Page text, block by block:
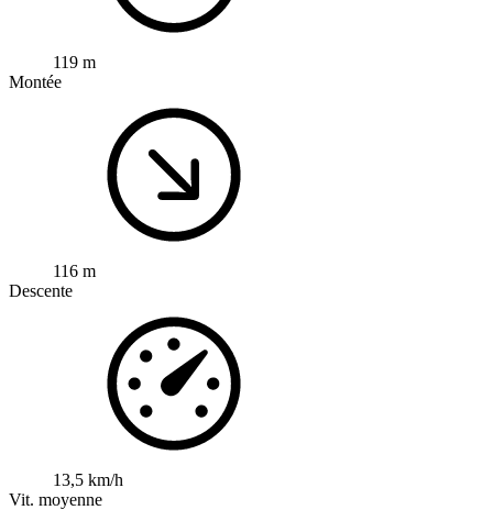
119 m
Montée
116 m
Descente
13,5 km/h
Vit. moyenne